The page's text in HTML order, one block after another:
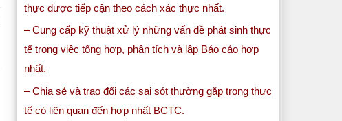
thực được tiếp cận theo cách xác thực nhất.
– Cung cấp kỹ thuật xử lý những vấn đề phát sinh thực
tế trong việc tổng hợp, phân tích và lập Báo cáo hợp
nhất.
– Chia sẻ và trao đổi các sai sót thường gặp trong thực
tế có liên quan đến hợp nhất BCTC.